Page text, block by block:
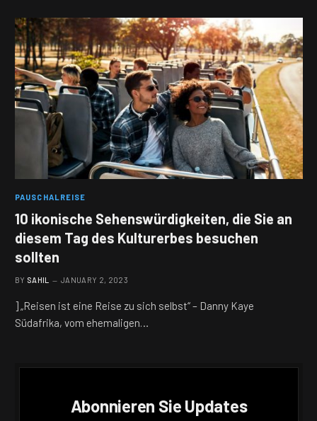
PAUSCHALREISE
10 ikonische Sehenswürdigkeiten, die Sie an
diesem Tag des Kulturerbes besuchen
sollten
BY SAHIL JANUARY 2, 2023
] „Reisen ist eine Reise zu sich selbst“ – Danny Kaye
Südafrika, vom ehemaligen…
Abonnieren Sie Updates